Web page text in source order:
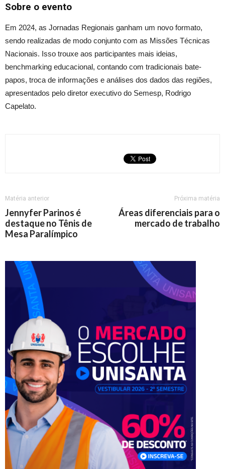
Sobre o evento
Em 2024, as Jornadas Regionais ganham um novo formato,
sendo realizadas de modo conjunto com as Missões Técnicas
Nacionais. Isso trouxe aos participantes mais ideias,
benchmarking educacional, contando com tradicionais bate-
papos, troca de informações e análises dos dados das regiões,
apresentados pelo diretor executivo do Semesp, Rodrigo
Capelato.
Matéria anterior
Jennyfer Parinos é
destaque no Tênis de
Mesa Paralímpico
Próxima matéria
Áreas diferenciais para o
mercado de trabalho